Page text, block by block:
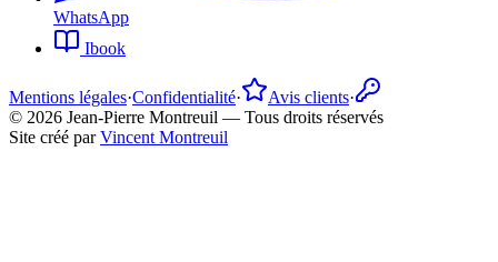
WhatsApp
Ibook
Mentions légales·Confidentialité· Avis clients·
© 2026 Jean-Pierre Montreuil — Tous droits réservés
Site créé par Vincent Montreuil